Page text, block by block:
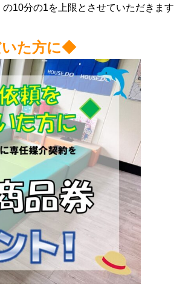
10分の1を上限とさせていただきます
いた方に◆